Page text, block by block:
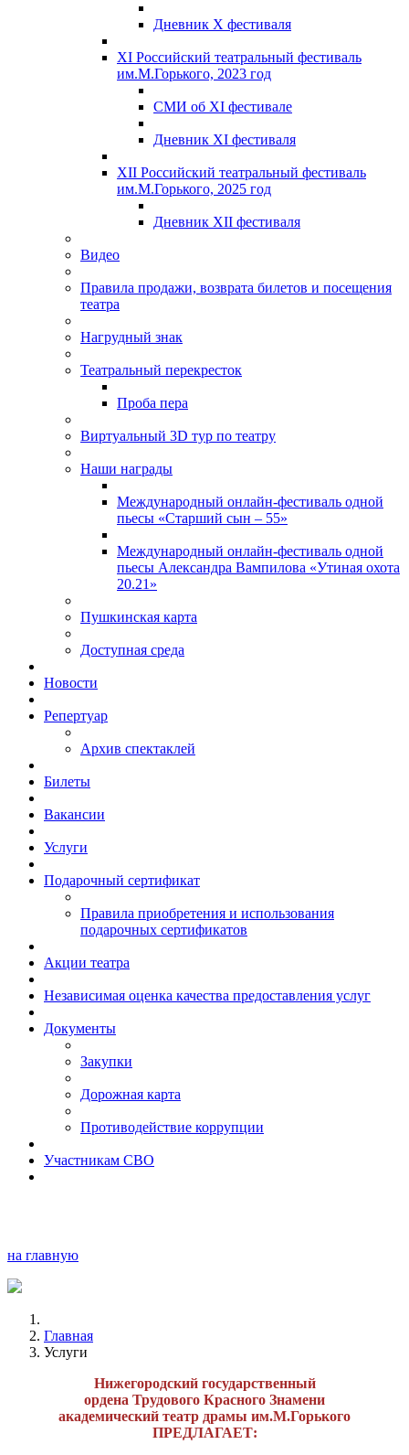
Дневник X фестиваля
XI Российский театральный фестиваль
им.М.Горького, 2023 год
СМИ об XI фестивале
Дневник XI фестиваля
XII Российский театральный фестиваль
им.М.Горького, 2025 год
Дневник XII фестиваля
Видео
Правила продажи, возврата билетов и посещения
театра
Нагрудный знак
Театральный перекресток
Проба пера
Виртуальный 3D тур по театру
Наши награды
Международный онлайн-фестиваль одной
пьесы «Старший сын – 55»
Международный онлайн-фестиваль одной
пьесы Александра Вампилова «Утиная охота
20.21»
Пушкинская карта
Доступная среда
Новости
Репертуар
Архив спектаклей
Билеты
Вакансии
Услуги
Подарочный сертификат
Правила приобретения и использования
подарочных сертификатов
Акции театра
Независимая оценка качества предоставления услуг
Документы
Закупки
Дорожная карта
Противодействие коррупции
Участникам СВО
на главную
Главная
Услуги
Нижегородский государственный
ордена Трудового Красного Знамени
академический театр драмы им.М.Горького
ПРЕДЛАГАЕТ: